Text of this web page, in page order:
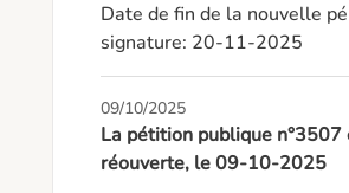
Date de fin de la nouvelle
signature: 20-11-2025
09/10/2025
La pétition publique n°3507
réouverte, le 09-10-2025